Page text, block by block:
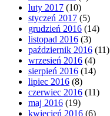
luty 2017 (10)
styczeń 2017 (5)
grudzień 2016 (14)
listopad 2016 (3)
październik 2016 (11)
wrzesień 2016 (4)
sierpień 2016 (14)
lipiec 2016 (8)
czerwiec 2016 (11)
maj 2016 (19)
kwiecień 2016 (6)